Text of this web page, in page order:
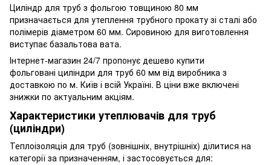
Циліндр для труб з фольгою товщиною 80 мм
призначається для утеплення трубного прокату зі сталі або
полімерів діаметром 60 мм. Сировиною для виготовлення
виступає базальтова вата.
Інтернет-магазин 24/7 пропонує дешево купити
фольговані циліндри для труб 60 мм від виробника з
доставкою по м. Київ і всій Україні. В ціни вже включені
знижки по актуальним акціям.
Характеристики утеплювачів для труб
(циліндри)
Теплоізоляція для труб (зовнішніх, внутрішніх) ділитися на
категорії за призначенням, і застосовується для: